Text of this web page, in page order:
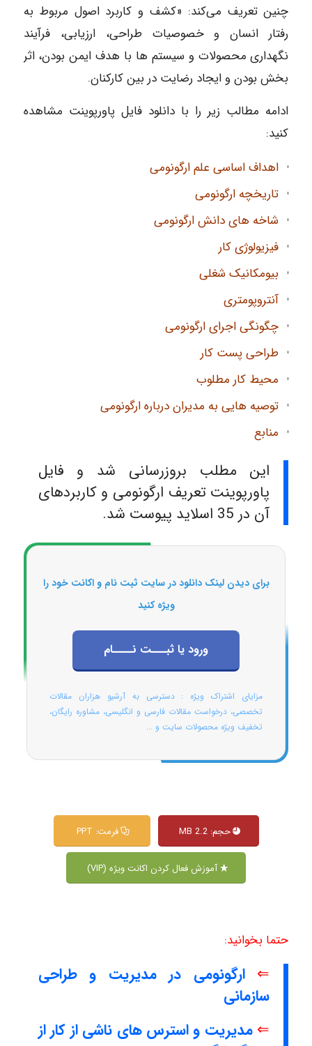
چنین تعریف می‌کند: «کشف و کاربرد اصول مربوط به
رفتار انسان و خصوصیات طراحی، ارزیابی، فرآیند
نگهداری محصولات و سیستم ها با هدف ایمن بودن، اثر
بخش بودن و ایجاد رضایت در بین کارکنان.
ادامه مطالب زیر را با دانلود فایل پاورپوینت مشاهده
کنید:
اهداف اساسی علم ارگونومی
تاریخچه ارگونومی
شاخه های دانش ارگونومی
فیزیولوژی کار
بیومکانیک شغلی
آنتروپومتری
چگونگی اجرای ارگونومی
طراحی پست کار
محیط کار مطلوب
توصیه هایی به مدیران درباره ارگونومی
منابع
این مطلب بروزرسانی شد و فایل
پاورپوینت تعریف ارگونومی و کاربردهای
آن در 35 اسلاید پیوست شد.
برای دیدن لینک دانلود در سایت ثبت نام و اکانت خود را
ویژه کنید
ورود یا ثبـــت نــــام
مزایای اشتراک ویژه : دسترسی به آرشیو هزاران مقالات
تخصصی، درخواست مقالات فارسی و انگلیسی، مشاوره رایگان،
تخفیف ویژه محصولات سایت و ...
حجم: 2.2 MB فرمت: PPT
آموزش فعال کردن اکانت ویژه (VIP)
حتما بخوانید:
⇐ارگونومی در مدیریت و طراحی
سازمانی
⇐مدیریت و استرس های ناشی از کار از